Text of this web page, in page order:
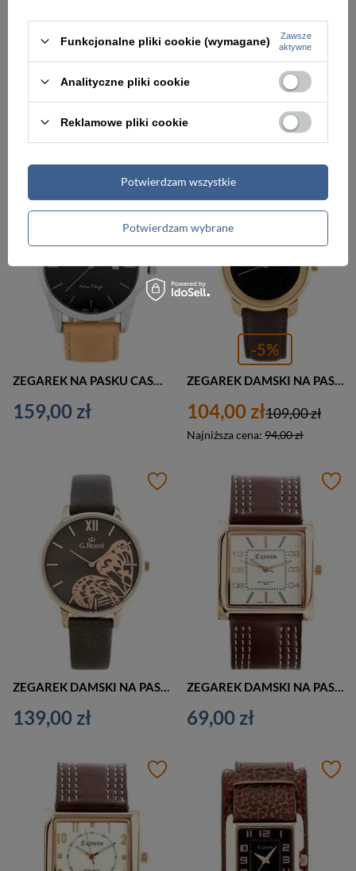
179,00 zł 179,00 zł
159,00 zł
-5%
104,00 zł
Najniższa cena: 94,00 zł
109,00 zł
ZEGAREK DAMSKI NA PASKU CASUAL G. ROSSI - 12177A5-1B3 (zg848d) + BOX
139,00 zł
ZEGAREK DAMSKI NA PASKU ELEGANCKI EXTREIM EXT-Y020A-5A (zx667e)
69,00 zł
Funkcjonalne pliki cookie (wymagane)
Zawsze
aktywne
Analityczne pliki cookie
Reklamowe pliki cookie
Potwierdzam wybrane
Potwierdzam wszystkie